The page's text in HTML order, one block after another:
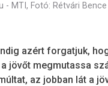
- MTI, Fotó: Rétvári
azért forgatjuk,
jövőt megmutassa
az jobban lát a